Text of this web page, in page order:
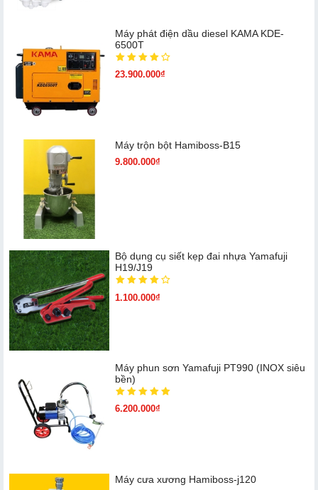
Máy phát điện dầu diesel KAMA KDE-
6500T
23.900.000₫
Máy trộn bột Hamiboss-B15
9.800.000₫
Bộ dụng cụ siết kẹp đai nhựa Yamafuji
H19/J19
1.100.000₫
Máy phun sơn Yamafuji PT990 (INOX siêu
bền)
6.200.000₫
Máy cưa xương Hamiboss-j120